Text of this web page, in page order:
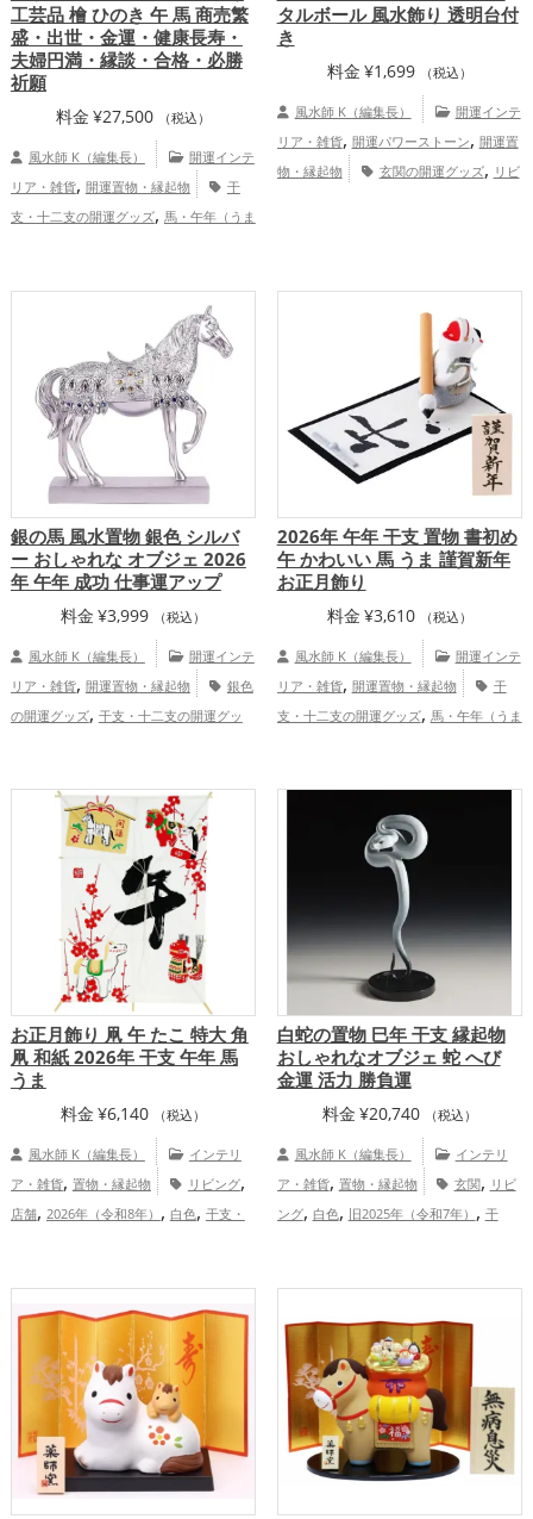
工芸品 檜 ひのき 午 馬 商売繁
盛・出世・金運・健康長寿・
夫婦円満・縁談・合格・必勝
祈願
料金 ¥27,500 （税込）
風水師 K（編集長）
開運インテ
リア・雑貨, 開運置物・縁起物
干
支・十二支の開運グッズ, 馬・午年（うま
恋愛運アップ
仕事運アップ
健康運アップ,家庭運・家族運アップ ,
合運・全体運アップ
タルボール 風水飾り 透明台付
き
料金 ¥1,699 （税込）
風水師 K（編集長）
開運インテ
リア・雑貨, 開運パワーストーン, 開運置
物・縁起物
玄関の開運グッズ, リビ
プ
銀の馬 風水置物 銀色 シルバ
ー おしゃれな オブジェ 2026
年 午年 成功 仕事運アップ
料金 ¥3,999 （税込）
風水師 K（編集長）
開運インテ
リア・雑貨, 開運置物・縁起物
銀色
の開運グッズ, 干支・十二支の開運グッ
開運グッズ
仕事運アップ , 総合運・
全体運アップ
2026年 午年 干支 置物 書初め
午 かわいい 馬 うま 謹賀新年
お正月飾り
料金 ¥3,610 （税込）
風水師 K（編集長）
開運インテ
リア・雑貨, 開運置物・縁起物
干
支・十二支の開運グッズ, 馬・午年（うま
恋愛運アップ,結婚運アップ
仕事運アップ,健康運アップ
,総合運・全体運アッ
お正月飾り 凧 午 たこ 特大 角
凧 和紙 2026年 干支 午年 馬
うま
料金 ¥6,140 （税込）
風水師 K（編集長）
インテリ
ア・雑貨, 置物・縁起物 リビング,
店舗, 2026年（令和8年） , 白色, 干支・
白蛇の置物 巳年 干支 縁起物
おしゃれなオブジェ 蛇 へび
金運 活力 勝負運
料金 ¥20,740 （税込）
風水師 K（編集長）
インテリ
ア・雑貨, 置物・縁起物 玄関, リビ
ング, 白色, 旧2025年（令和7年） , 干